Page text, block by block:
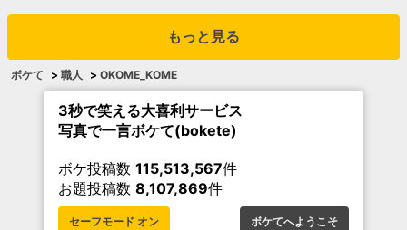
もっと見る
ボケて > 職人 > OKOME_KOME
3秒で笑える大喜利サービス
写真で一言ボケて(bokete)
ボケ投稿数 115,513,567件
お題投稿数 8,107,869件
セーフモード オン ボケてへようこそ